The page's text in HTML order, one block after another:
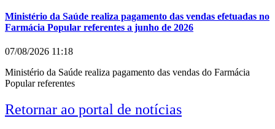
Ministério da Saúde realiza pagamento das vendas efetuadas no
Farmácia Popular referentes a junho de 2026
07/08/2026 11:18
Ministério da Saúde realiza pagamento das vendas do Farmácia
Popular referentes
Retornar ao portal de notícias